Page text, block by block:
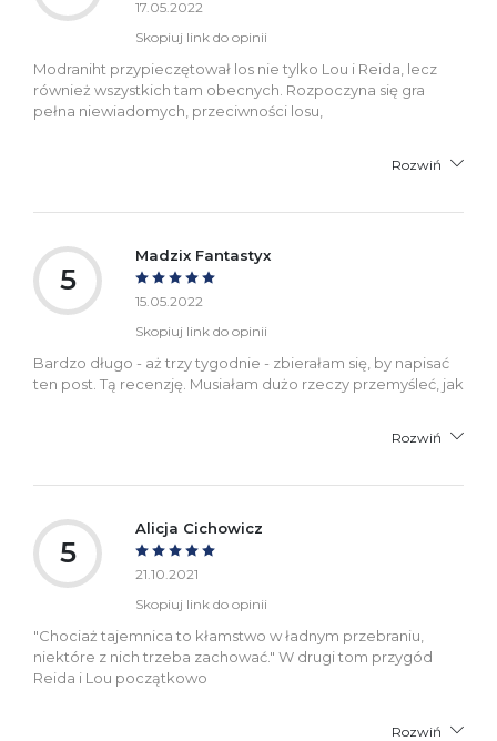
17.05.2022
Skopiuj link do opinii
Modraniht przypieczętował los nie tylko Lou i Reida, lecz
również wszystkich tam obecnych. Rozpoczyna się gra
pełna niewiadomych, przeciwności losu,
Rozwiń
5
Madzix Fantastyx
15.05.2022
Skopiuj link do opinii
Bardzo długo - aż trzy tygodnie - zbierałam się, by napisać
ten post. Tą recenzję. Musiałam dużo rzeczy przemyśleć, jak
Rozwiń
5
Alicja Cichowicz
21.10.2021
Skopiuj link do opinii
"Chociaż tajemnica to kłamstwo w ładnym przebraniu,
niektóre z nich trzeba zachować." W drugi tom przygód
Reida i Lou początkowo
Rozwiń